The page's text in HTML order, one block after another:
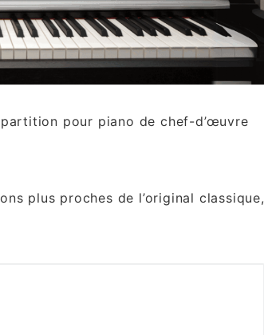
pour piano de chef-d’œuvre
plus proches de l’original classique,